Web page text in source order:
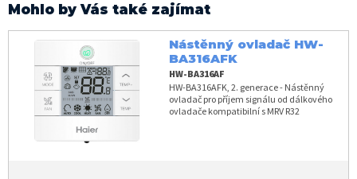
Mohlo by Vás také zajímat
Nástěnný ovladač HW-
BA316AFK
HW-BA316AF
HW-BA316AFK, 2. generace - Nástěnný
ovladač pro příjem signálu od dálkového
ovladače kompatibilní s MRV R32